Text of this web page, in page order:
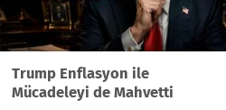
Trump Enflasyon ile
Mücadeleyi de Mahvetti